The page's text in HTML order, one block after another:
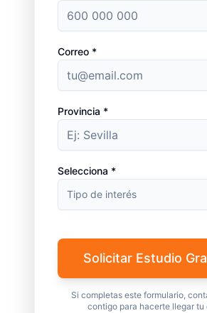
Correo *
Provincia *
Selecciona *
Tipo de interés
Solicitar Estudio
Si completas este formulario,
contigo para hacerte llegar tu